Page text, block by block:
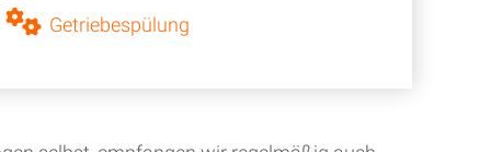
Getriebespülung